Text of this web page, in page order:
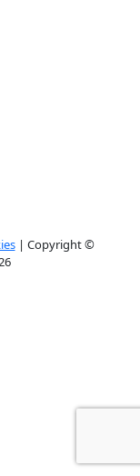
| Copyright ©